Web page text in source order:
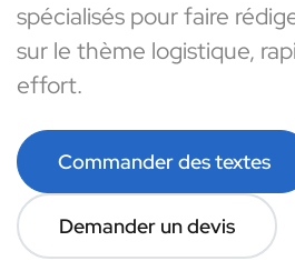
spécialisés pour faire
sur le thème logistique,
effort.
Commander des textes
Demander un devis